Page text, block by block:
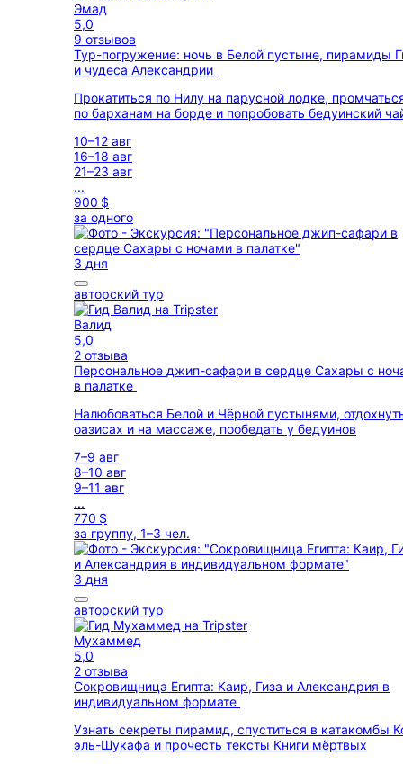
Эмад
5,0
9 отзывов
Тур-погружение: ночь в Белой пустыне, пирамиды
и чудеса Александрии
Прокатиться по Нилу на парусной лодке,
по барханам на борде и попробовать бедуинский
10–12 авг
16–18 авг
21–23 авг
...
900 $
за одного
3 дня
авторский тур
Валид
5,0
2 отзыва
Персональное джип-сафари в сердце Сахары с
в палатке
Налюбоваться Белой и Чёрной пустынями,
оазисах и на массаже, пообедать у бедуинов
7–9 авг
8–10 авг
9–11 авг
...
770 $
за группу, 1–3 чел.
3 дня
авторский тур
Мухаммед
5,0
2 отзыва
Сокровищница Египта: Каир, Гиза и Александрия в
индивидуальном формате
Узнать секреты пирамид, спуститься в катакомбы
эль-Шукафа и прочесть тексты Книги мёртвых